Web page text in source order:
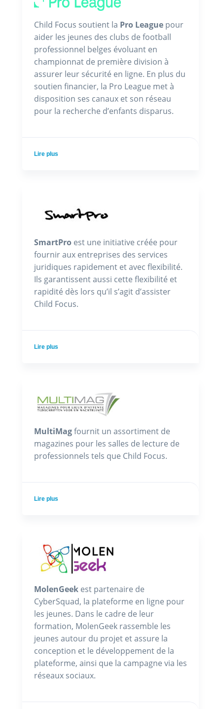
Child Focus soutient la Pro League pour
aider les jeunes des clubs de football
professionnel belges évoluant en
championnat de première division à
assurer leur sécurité en ligne. En plus du
soutien financier, la Pro League met à
disposition ses canaux et son réseau
pour la recherche d’enfants disparus.
Lire plus
SmartPro est une initiative créée pour
fournir aux entreprises des services
juridiques rapidement et avec flexibilité.
Ils garantissent aussi cette flexibilité et
rapidité dès lors qu’il s’agit d’assister
Child Focus.
Lire plus
MultiMagfournit un assortiment de
magazines pour les salles de lecture de
professionnels tels que Child Focus.
Lire plus
MolenGeek est partenaire de
CyberSquad, la plateforme en ligne pour
les jeunes. Dans le cadre de leur
formation, MolenGeek rassemble les
jeunes autour du projet et assure la
conception et le développement de la
plateforme, ainsi que la campagne via les
réseaux sociaux.